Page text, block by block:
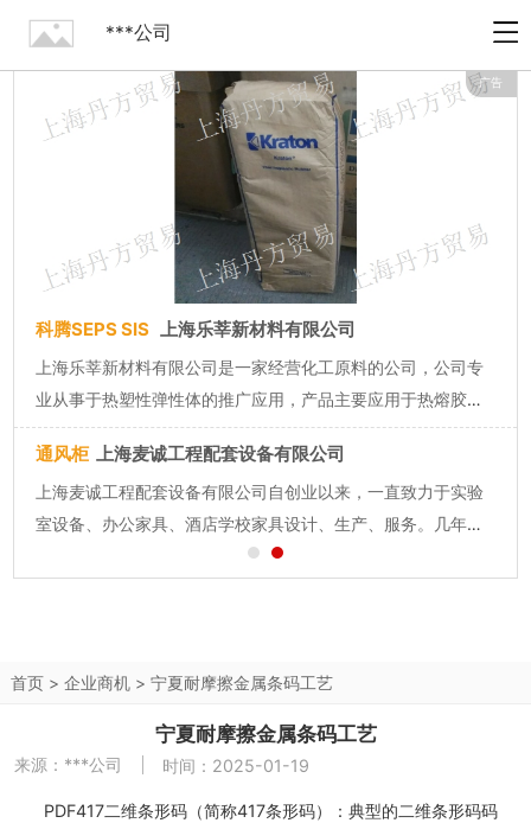
***公司
广告
科腾SEPS SIS 上海乐莘新材料有限公司
上海乐莘新材料有限公司是一家经营化工原料的公司，公司专
业从事于热塑性弹性体的推广应用，产品主要应用于热熔胶、
粘合剂、涂料、油漆、塑料改性等众多行业。乐莘作为专业的
经销商，我们为厂家提供国际化工公司的质优产品。 上海乐莘
新材料有限公司自成立以...
通风柜 上海麦诚工程配套设备有限公司
上海麦诚工程配套设备有限公司自创业以来，一直致力于实验
室设备、办公家具、酒店学校家具设计、生产、服务。几年来
公司发展迅速，为更专业地服务实验室方面的客户，总公司重
首页> 企业商机> 宁夏耐摩擦金属条码工艺
宁夏耐摩擦金属条码工艺
来源： ***公司 时间：2025-01-19
PDF417二维条形码（简称417条形码）：典型的二维条形码码